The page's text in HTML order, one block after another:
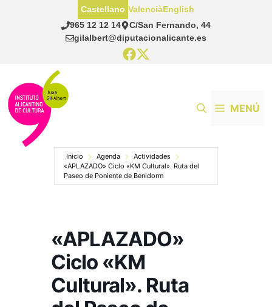
965 12 12 14
C/San Fernando, 44
gilalbert@diputacionalicante.es
Castellano ValenciàEnglish
MENÚ
Inicio Agenda
Actividades
«APLAZADO» Ciclo «KM Cultural». Ruta del
Paseo de Poniente de Benidorm
«APLAZADO»
Ciclo «KM
Cultural». Ruta